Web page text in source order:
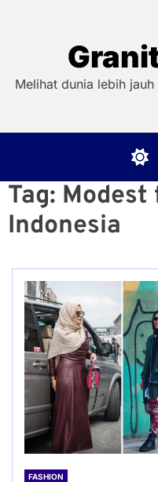
Melihat dunia lebih
Tag: Modest
Indonesia
FASHION